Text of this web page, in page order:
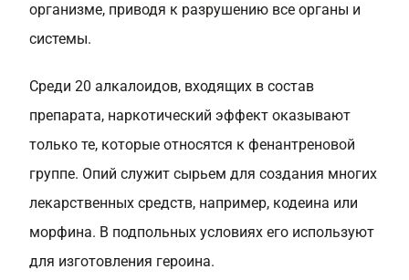
организме, приводя к разрушению все органы и
системы.
Среди 20 алкалоидов, входящих в состав
препарата, наркотический эффект оказывают
только те, которые относятся к фенантреновой
группе. Опий служит сырьем для создания многих
лекарственных средств, например, кодеина или
морфина. В подпольных условиях его используют
для изготовления героина.